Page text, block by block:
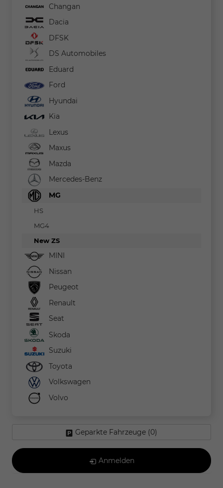
Changan
Dacia
DFSK
DS Automobiles
Eduard
Ford
Hyundai
Kia
Lexus
Maxus
Mazda
Mercedes-Benz
MG
HS
MG4
New ZS
MINI
Nissan
Peugeot
Renault
Seat
Skoda
Suzuki
Toyota
Volkswagen
Volvo
Geparkte Fahrzeuge (0)
Anmelden